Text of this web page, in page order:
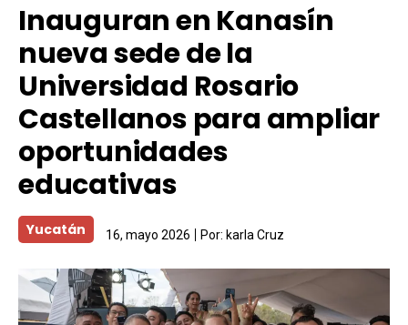
Inauguran en Kanasín
nueva sede de la
Universidad Rosario
Castellanos para ampliar
oportunidades
educativas
Yucatán 16, mayo 2026 Por: karla Cruz